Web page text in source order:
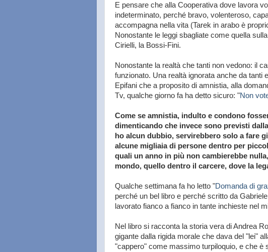
E pensare che alla Cooperativa dove lavora
indeterminato, perché bravo, volenteroso,
accompagna nella vita (Tarek in arabo è
Nonostante le leggi sbagliate come quella
Cirielli, la Bossi-Fini.
Nonostante la realtà che tanti non vedono: il
funzionato. Una realtà ignorata anche da tanti
Epifani che a proposito di amnistia, alla
Tv, qualche giorno fa ha detto sicuro: "Non
Come se amnistia, indulto e condono
dimenticando che invece sono previsti
ho alcun dubbio, servirebbero solo a fare
alcune migliaia di persone dentro per
quali un anno in più non cambierebbe
mondo, quello dentro il carcere, dove la
Qualche settimana fa ho letto "Domanda di
perché un bel libro e perché scritto da
lavorato fianco a fianco in tante inchieste nel
Nel libro si racconta la storia vera di Andrea
gigante dalla rigida morale che dava del "lei"
"cappero" come massimo turpiloquio, e che è